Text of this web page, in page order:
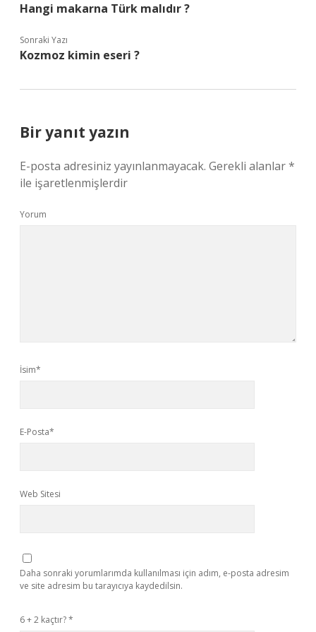
Hangi makarna Türk malıdır ?
Sonraki Yazı
Kozmoz kimin eseri ?
Bir yanıt yazın
E-posta adresiniz yayınlanmayacak. Gerekli alanlar*
ile işaretlenmişlerdir
Yorum
İsim*
E-Posta*
Web Sitesi
Daha sonraki yorumlarımda kullanılması için adım, e-posta adresim
ve site adresim bu tarayıcıya kaydedilsin.
6 + 2 kaçtır?*